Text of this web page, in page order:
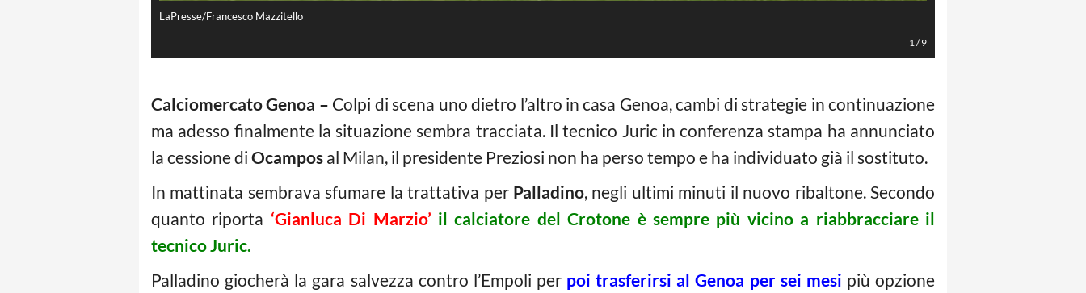
LaPresse/Francesco Mazzitello
1/9
Calciomercato Genoa – Colpi di scena uno dietro l’altro in casa Genoa, cambi di strategie in continuazione
ma adesso finalmente la situazione sembra tracciata. Il tecnico Juric in conferenza stampa ha annunciato
la cessione di Ocampos al Milan, il presidente Preziosi non ha perso tempo e ha individuato già il sostituto.
In mattinata sembrava sfumare la trattativa per Palladino, negli ultimi minuti il nuovo ribaltone. Secondo
quanto riporta ‘Gianluca Di Marzio’ il calciatore del Crotone è sempre più vicino a riabbracciare il
tecnico Juric.
Palladino giocherà la gara salvezza contro l’Empoli per poi trasferirsi al Genoa per sei mesi più opzione